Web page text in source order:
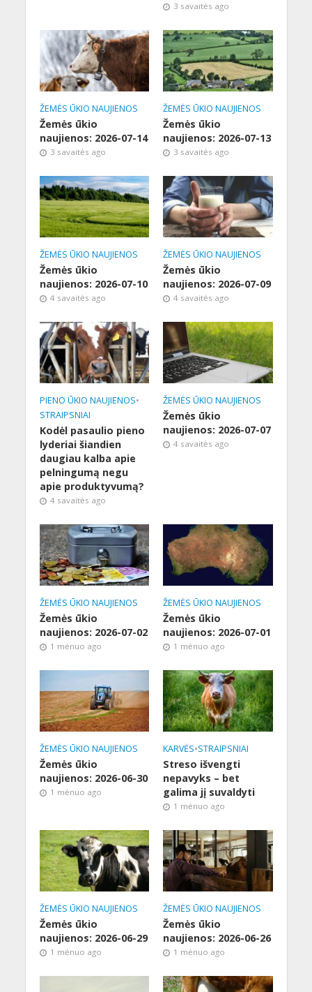
3 savaitės ago
ŽEMĖS ŪKIO NAUJIENOS
Žemės ūkio
naujienos: 2026-07-14
3 savaitės ago
ŽEMĖS ŪKIO NAUJIENOS
Žemės ūkio
naujienos: 2026-07-13
3 savaitės ago
ŽEMĖS ŪKIO NAUJIENOS
Žemės ūkio
naujienos: 2026-07-10
4 savaitės ago
ŽEMĖS ŪKIO NAUJIENOS
Žemės ūkio
naujienos: 2026-07-09
4 savaitės ago
PIENO ŪKIO NAUJIENOS•
STRAIPSNIAI
Kodėl pasaulio pieno
lyderiai šiandien
daugiau kalba apie
pelningumą negu
apie produktyvumą?
4 savaitės ago
ŽEMĖS ŪKIO NAUJIENOS
Žemės ūkio
naujienos: 2026-07-07
4 savaitės ago
ŽEMĖS ŪKIO NAUJIENOS
Žemės ūkio
naujienos: 2026-07-02
1 mėnuo ago
ŽEMĖS ŪKIO NAUJIENOS
Žemės ūkio
naujienos: 2026-07-01
1 mėnuo ago
ŽEMĖS ŪKIO NAUJIENOS
Žemės ūkio
naujienos: 2026-06-30
1 mėnuo ago
KARVĖS•STRAIPSNIAI
Streso išvengti
nepavyks – bet
galima jį suvaldyti
1 mėnuo ago
ŽEMĖS ŪKIO NAUJIENOS
Žemės ūkio
naujienos: 2026-06-29
1 mėnuo ago
ŽEMĖS ŪKIO NAUJIENOS
Žemės ūkio
naujienos: 2026-06-26
1 mėnuo ago